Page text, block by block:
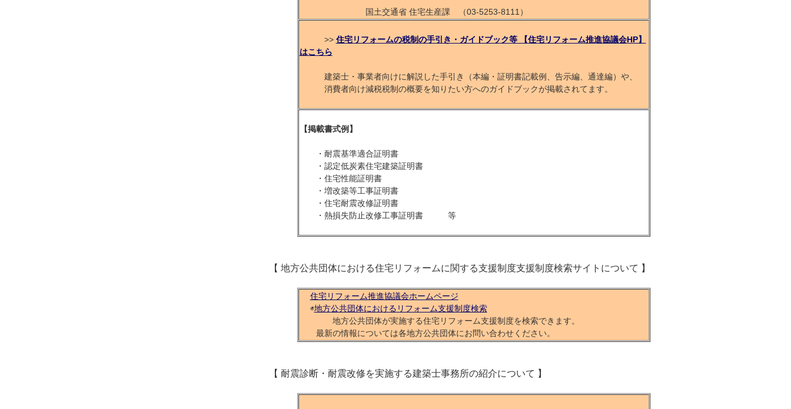
国土交通省 住宅生産課 （03-5253-8111）
>> 住宅リフォームの税制の手引き・ガイドブック等 【住宅リフォーム推進協議会HP】
はこちら
建築士・事業者向けに解説した手引き（本編・証明書記載例、告示編、通達編）や、
消費者向け減税税制の概要を知りたい方へのガイドブックが掲載されてます。
【掲載書式例 】
・耐震基準適合証明書
・認定低炭素住宅建築証明書
・住宅性能証明書
・増改築等工事証明書
・住宅耐震改修証明書
・熱損失防止改修工事証明書 等
【 地方公共団体における住宅リフォームに関する支援制度支援制度検索サイトについて 】
住宅リフォーム推進協議会ホームページ
◉地方公共団体におけるリフォーム支援制度検索
地方公共団体が実施する住宅リフォーム支援制度を検索できます。
最新の情報については各地方公共団体にお問い合わせください。
【 耐震診断・耐震改修を実施する建築士事務所の紹介について 】